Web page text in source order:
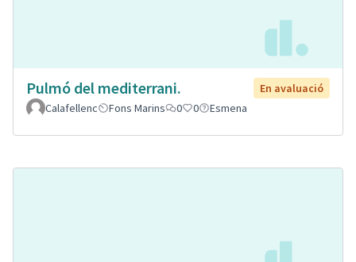
Pulmó del mediterrani.
En avaluació
Calafellenc
Fons Marins 0 0 Esmena